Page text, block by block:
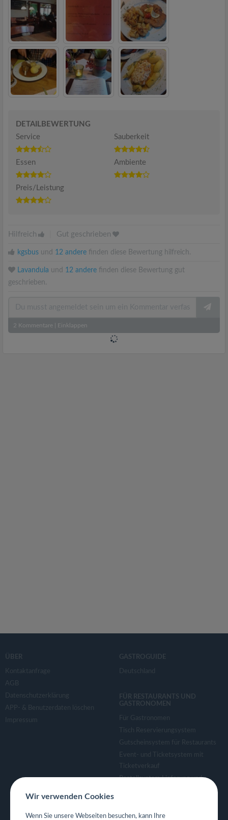
DETAILBEWERTUNG
Service
Sauberkeit
Essen Ambiente
Preis/Leistung
Hilfreich Gut geschrieben
kgsbus und 12 andere finden diese Bewertung hilfreich.
Lavandula und 12 andere finden diese Bewertung gut
geschrieben.
2 Kommentare Einklappen
ÜBER
Kontaktanfrage
AGB
Datenschutzerklärung
APP- & Benutzerdaten löschen
Impressum
GASTROGUIDE
Deutschland
FÜR RESTAURANTS UND
GASTRONOMEN
Für Gastronomen
Tisch Reservierungsystem
Gutscheinsystem für Restaurants
Event- und Ticketsystem mit
Ticketverkauf
Bestellsystem Lieferung und
Eigene App für Restaurant
Wir verwenden Cookies
Wenn Sie unsere Webseiten besuchen, kann Ihre